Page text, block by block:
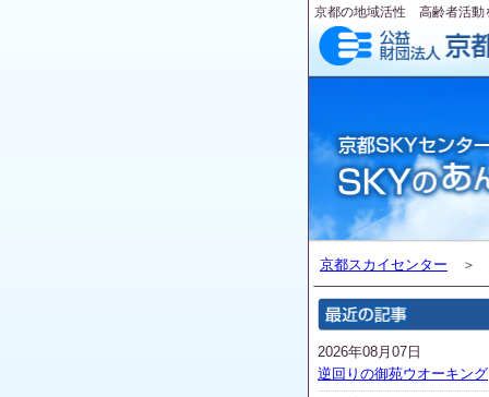
京都の地域活性 高齢者活動
京都スカイセンター ＞
2026年08月07日
逆回りの御苑ウオーキング